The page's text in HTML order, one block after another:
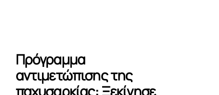
Πρόγραμμα
αντιμετώπισης της
παχυσαρκίας: Ξεκίνησε